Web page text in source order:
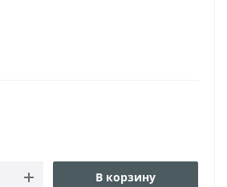
В корзину